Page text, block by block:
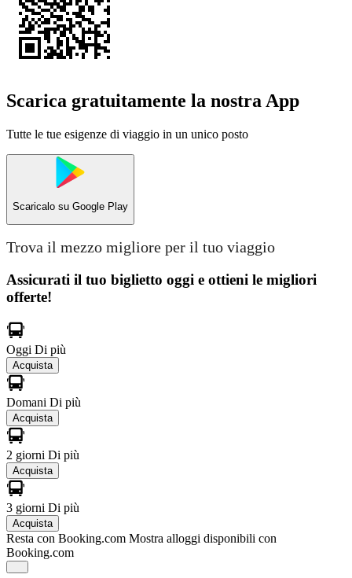
Scarica gratuitamente la nostra App
Tutte le tue esigenze di viaggio in un unico posto
Scaricalo su Google Play
Trova il mezzo migliore per il tuo viaggio
Assicurati il ​​tuo biglietto oggi e ottieni le migliori
offerte!
Oggi Di più
Acquista
Domani Di più
Acquista
2 giorni Di più
Acquista
3 giorni Di più
Acquista
Resta con Booking.com Mostra alloggi disponibili con
Booking.com